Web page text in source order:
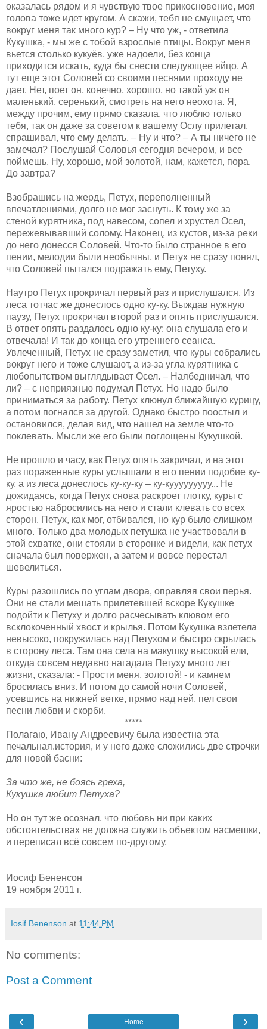
оказалась рядом и я чувствую твое прикосновение, моя
голова тоже идет кругом. А скажи, тебя не смущает, что
вокруг меня так много кур? – Ну что уж, - ответила
Кукушка, - мы же с тобой взрослые птицы. Вокруг меня
вьется столько кукуёв, уже надоели, без конца
приходится искать, куда бы снести следующее яйцо. А
тут еще этот Соловей со своими песнями проходу не
дает. Нет, поет он, конечно, хорошо, но такой уж он
маленький, серенький, смотреть на него неохота. Я,
между прочим, ему прямо сказала, что люблю только
тебя, так он даже за советом к вашему Ослу прилетал,
спрашивал, что ему делать. – Ну и что? – А ты ничего не
замечал? Послушай Соловья сегодня вечером, и все
поймешь. Ну, хорошо, мой золотой, нам, кажется, пора.
До завтра?
Взобрашись на жердь, Петух, переполненный
впечатлениями, долго не мог заснуть. К тому же за
стеной курятника, под навесом, сопел и хрустел Осел,
пережевывавший солому. Наконец, из кустов, из-за реки
до него донесся Соловей. Что-то было странное в его
пении, мелодии были необычны, и Петух не сразу понял,
что Соловей пытался подражать ему, Петуху.
Наутро Петух прокричал первый раз и прислушался. Из
леса тотчас же донеслось одно ку-ку. Выждав нужную
паузу, Петух прокричал второй раз и опять прислушался.
В ответ опять раздалось одно ку-ку: она слушала его и
отвечала! И так до конца его утреннего сеанса.
Увлеченный, Петух не сразу заметил, что куры собрались
вокруг него и тоже слушают, а из-за угла курятника с
любопытством выглядывает Осел. – Наябедничал, что
ли? – с неприязнью подумал Петух. Но надо было
приниматься за работу. Петух клюнул ближайшую курицу,
а потом погнался за другой. Однако быстро поостыл и
остановился, делая вид, что нашел на земле что-то
поклевать. Мысли же его были поглощены Кукушкой.
Не прошло и часу, как Петух опять закричал, и на этот
раз пораженные куры услышали в его пении подобие ку-
ку, а из леса донеслось ку-ку-ку – ку-кууууууууу... Не
дожидаясь, когда Петух снова раскроет глотку, куры с
яростью набросились на него и стали клевать со всех
сторон. Петух, как мог, отбивался, но кур было слишком
много. Только два молодых петушка не участвовали в
этой схватке, они стояли в сторонке и видели, как петух
сначала был повержен, а затем и вовсе перестал
шевелиться.
Куры разошлись по углам двора, оправляя свои перья.
Они не стали мешать прилетевшей вскоре Кукушке
подойти к Петуху и долго расчесывать клювом его
всклокоченный хвост и крылья. Потом Кукушка взлетела
невысоко, покружилась над Петухом и быстро скрылась
в сторону леса. Там она села на макушку высокой ели,
откуда совсем недавно нагадала Петуху много лет
жизни, сказала: - Прости меня, золотой! - и камнем
бросилась вниз. И потом до самой ночи Соловей,
усевшись на нижней ветке, прямо над ней, пел свои
песни любви и скорби.
*****
Полагаю, Ивану Андреевичу была известна эта
печальная.история, и у него даже сложились две строчки
для новой басни:
За что же, не боясь греха,
Кукушка любит Петуха?
Но он тут же осознал, что любовь ни при каких
обстоятельствах не должна служить объектом насмешки,
и переписал всё совсем по-другому.
Иосиф Бененсон
19 ноября 2011 г.
Iosif Benenson at 11:44 PM
No comments:
Post a Comment
‹ ›
Home